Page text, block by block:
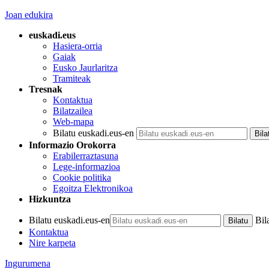
Joan edukira
euskadi.eus
Hasiera-orria
Gaiak
Eusko Jaurlaritza
Tramiteak
Tresnak
Kontaktua
Bilatzailea
Web-mapa
Bilatu euskadi.eus-en
Informazio Orokorra
Erabilerraztasuna
Lege-informazioa
Cookie politika
Egoitza Elektronikoa
Hizkuntza
Bilatu euskadi.eus-en
Kontaktua
Nire karpeta
Ingurumena